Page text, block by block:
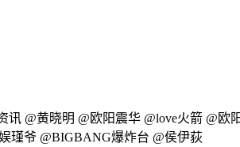
讯 @黄晓明 @欧阳震华 @love火箭 @
瑾爷 @BIGBANG爆炸台 @侯伊荻